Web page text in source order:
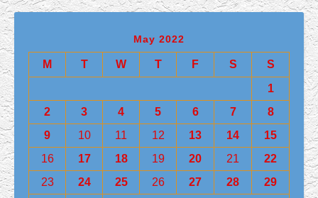
May 2022
M T W T F S
S
1
2
3 4 5 6 7
8
9
10 11 12 13 14
15
16
17 18 19 20 21
22
23
24 25 26 27 28
29